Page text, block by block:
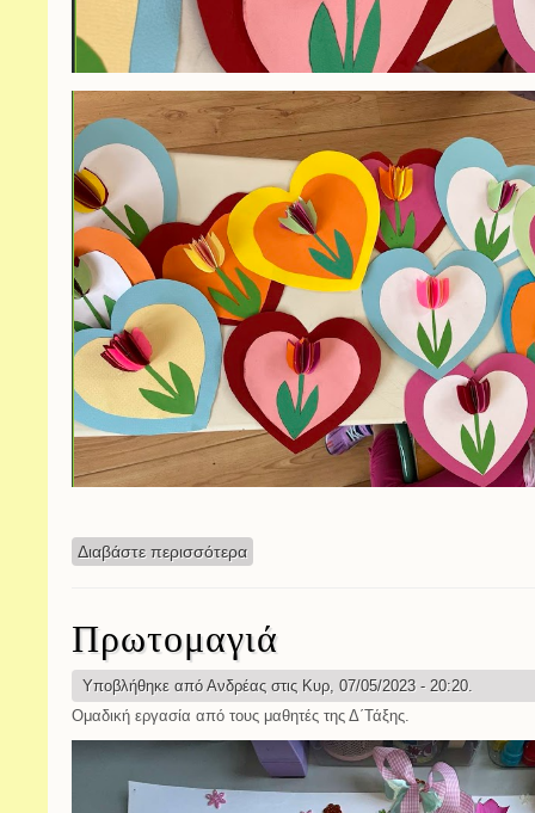
Διαβάστε περισσότερα
Πρωτομαγιά
Υποβλήθηκε από Ανδρέας στις Κυρ, 07/05/2023 - 20:20.
Ομαδική εργασία από τους μαθητές της Δ΄Τάξης.